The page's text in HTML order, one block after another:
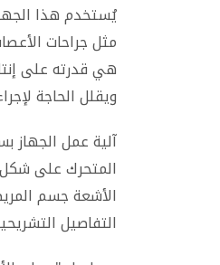
يُستخدم هذا
مثل جراحات
ويقلل الحاجة
آلية عمل الجهاز
الأشعة جسم
التفاصيل